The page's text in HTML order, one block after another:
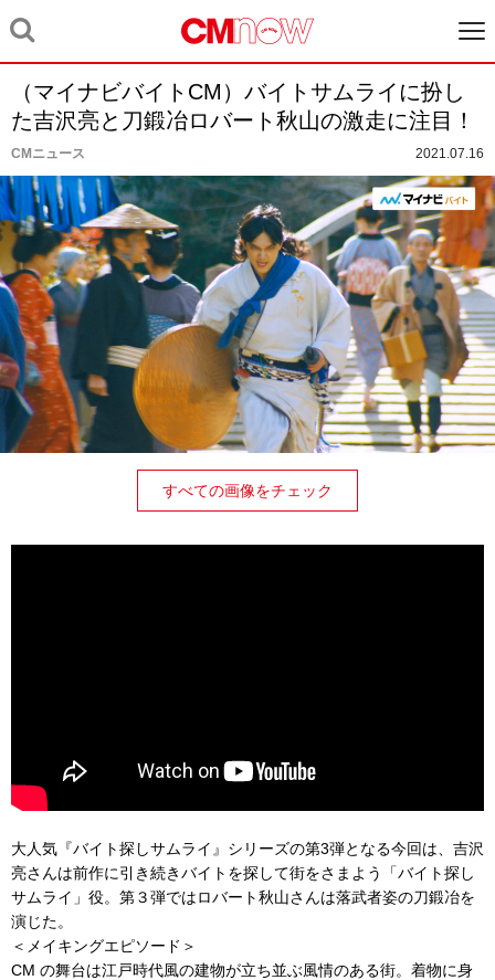
（マイナビバイトCM）バイトサムライに扮し
た吉沢亮と刀鍛冶ロバート秋山の激走に注目！
CMニュース 2021.07.16
すべての画像をチェック
大人気『バイト探しサムライ』シリーズの第3弾となる今回は、吉沢
亮さんは前作に引き続きバイトを探して街をさまよう「バイト探し
サムライ」役。第３弾ではロバート秋山さんは落武者姿の刀鍛冶を
演じた。
＜メイキングエピソード＞
CM の舞台は江戸時代風の建物が立ち並ぶ風情のある街。着物に身